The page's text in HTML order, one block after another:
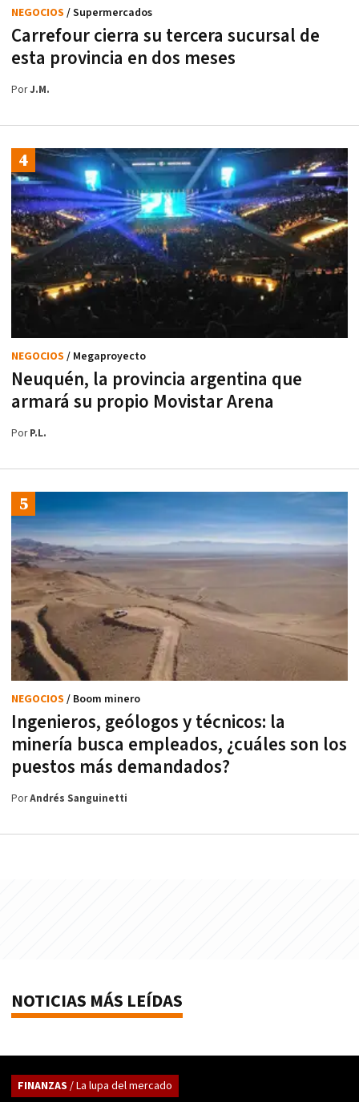
Carrefour cierra su tercera sucursal de
esta provincia en dos meses
NEGOCIOS / Supermercados
PorJ.M.
Neuquén, la provincia argentina que
armará su propio Movistar Arena
NEGOCIOS / Megaproyecto
PorP.L.
Ingenieros, geólogos y técnicos: la
minería busca empleados, ¿cuáles son los
puestos más demandados?
NEGOCIOS / Boom minero
PorAndrés Sanguinetti
NOTICIAS MÁS LEÍDAS
FINANZAS / La lupa del mercado